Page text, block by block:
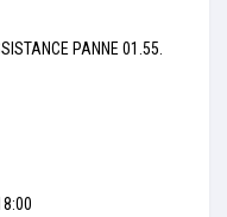
PANNE 01.55.